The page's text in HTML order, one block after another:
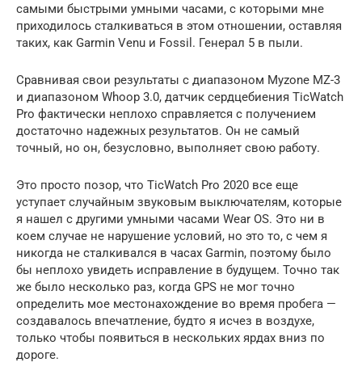
самыми быстрыми умными часами, с которыми мне
приходилось сталкиваться в этом отношении, оставляя
таких, как Garmin Venu и Fossil. Генерал 5 в пыли.
Сравнивая свои результаты с диапазоном Myzone MZ-3
и диапазоном Whoop 3.0, датчик сердцебиения TicWatch
Pro фактически неплохо справляется с получением
достаточно надежных результатов. Он не самый
точный, но он, безусловно, выполняет свою работу.
Это просто позор, что TicWatch Pro 2020 все еще
уступает случайным звуковым выключателям, которые
я нашел с другими умными часами Wear OS. Это ни в
коем случае не нарушение условий, но это то, с чем я
никогда не сталкивался в часах Garmin, поэтому было
бы неплохо увидеть исправление в будущем. Точно так
же было несколько раз, когда GPS не мог точно
определить мое местонахождение во время пробега —
создавалось впечатление, будто я исчез в воздухе,
только чтобы появиться в нескольких ярдах вниз по
дороге.